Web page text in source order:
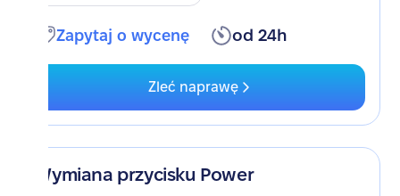
Zapytaj o wycenę od 24h
Zleć naprawę
Wymiana przycisku Power